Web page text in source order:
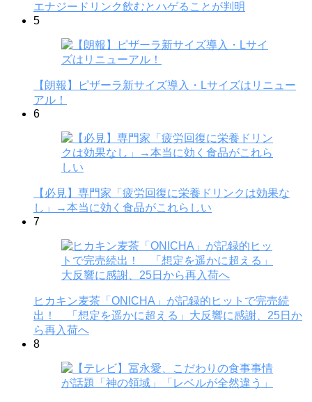
エナジードリンク飲むとハゲることが判明
5
【朗報】ピザーラ新サイズ導入・Lサイズはリニュー
アル！
6
【必見】専門家「疲労回復に栄養ドリンクは効果な
し」→本当に効く食品がこれらしい
7
ヒカキン麦茶「ONICHA」が記録的ヒットで完売続
出！ 「想定を遥かに超える」大反響に感謝、25日か
ら再入荷へ
8